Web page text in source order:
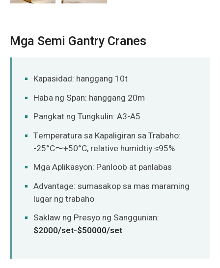
Mga Semi Gantry Cranes
Kapasidad: hanggang 10t
Haba ng Span: hanggang 20m
Pangkat ng Tungkulin: A3-A5
Temperatura sa Kapaligiran sa Trabaho:
-25°C〜+50°C, relative humidtiy ≤95%
Mga Aplikasyon: Panloob at panlabas
Advantage: sumasakop sa mas maraming
lugar ng trabaho
Saklaw ng Presyo ng Sanggunian:
$2000/set-$50000/set